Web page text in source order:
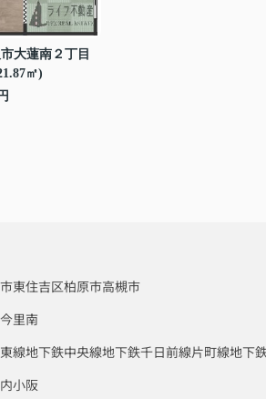
大蓮南２丁目
㎡)
東住吉区柏原市高槻市
里南
線地下鉄中央線地下鉄千日前線片町線地下
小阪